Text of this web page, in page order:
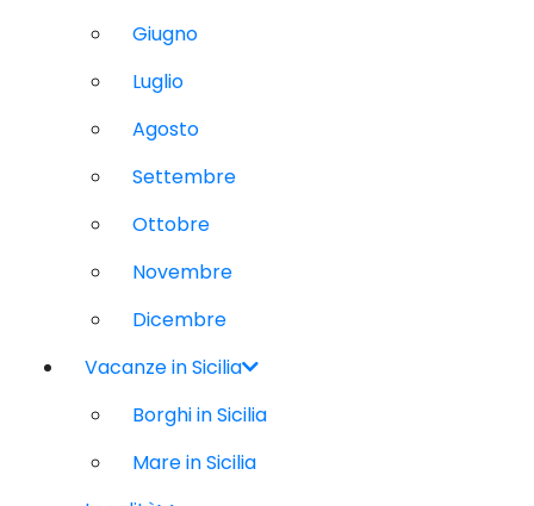
Giugno
Luglio
Agosto
Settembre
Ottobre
Novembre
Dicembre
Vacanze in Sicilia
Borghi in Sicilia
Mare in Sicilia